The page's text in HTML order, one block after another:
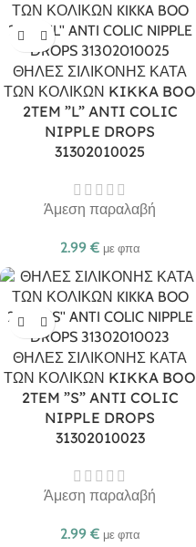
ΘΗΛΕΣ ΣΙΛΙΚΟΝΗΣ ΚΑΤΑ
ΤΩΝ ΚΟΛΙΚΩΝ KIKKA BOO
2TEM ”L” ANTI COLIC
NIPPLE DROPS
31302010025
Άμεση παραλαβή
2.99 € με φπα
ΘΗΛΕΣ ΣΙΛΙΚΟΝΗΣ ΚΑΤΑ
ΤΩΝ ΚΟΛΙΚΩΝ KIKKA BOO
2TEM ”S” ANTI COLIC
NIPPLE DROPS
31302010023
Άμεση παραλαβή
2.99 € με φπα